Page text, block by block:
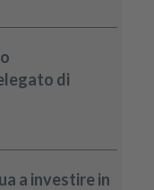
di
a investire in